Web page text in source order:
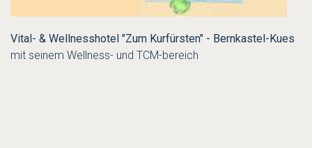
Vital- & Wellnesshotel "Zum Kurfürsten" - Bernkastel-Kues
mit seinem Wellness- und TCM-bereich